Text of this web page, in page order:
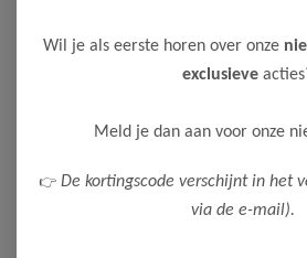
27,50 54,99
116 122 128
146 152 158 164
Wil je als eerste horen over onze
exclusieve
Meld je dan aan voor onze
👉 De kortingscode verschijnt in het
via de e-mail).